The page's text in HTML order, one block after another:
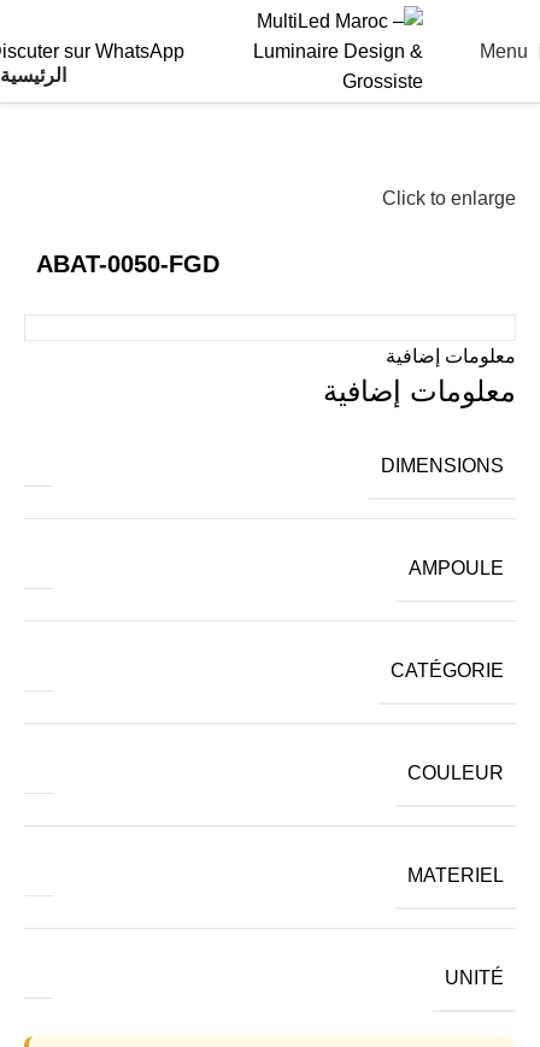
Menu
sur WhatsApp
الرئيسية
Click to enlarge
ABAT-0050-FGD
معلومات إضافية
معلومات إضافية
DIMENSIONS
AMPOULE
CATÉGORIE
COULEUR
MATERIEL
UNITÉ